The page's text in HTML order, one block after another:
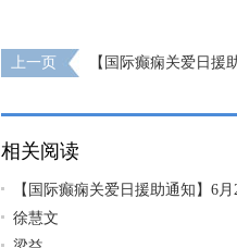
上一页
【国际癫痫关爱日援
速看!
相关阅读
【国际癫痫关爱日援助通知】6月
徐慧文